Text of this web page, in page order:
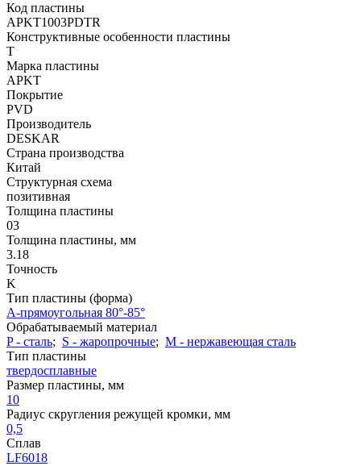
Код пластины
APKT1003PDTR
Конструктивные особенности пластины
T
Марка пластины
APKT
Покрытие
PVD
Производитель
DESKAR
Страна производства
Китай
Структурная схема
позитивная
Толщина пластины
03
Толщина пластины, мм
3.18
Точность
K
Тип пластины (форма)
A-прямоугольная 80°-85°
Обрабатываемый материал
P - сталь; S - жаропрочные; М - нержавеющая сталь
Тип пластины
твердосплавные
Размер пластины, мм
10
Радиус скругления режущей кромки, мм
0,5
Сплав
LF6018